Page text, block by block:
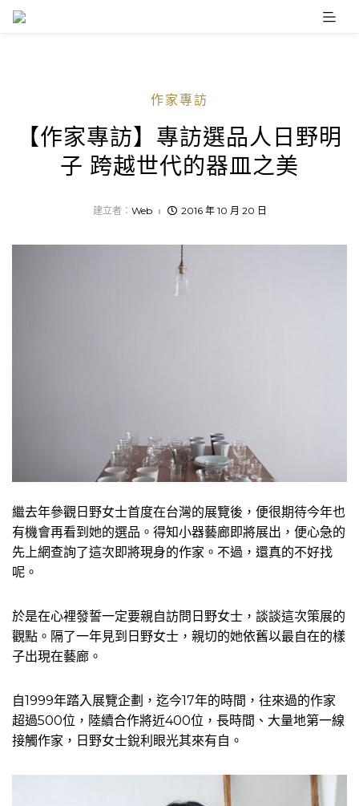
Skip
作家專訪
【作家專訪】專訪選品人日野明
子 跨越世代的器皿之美
建立者： Web 2016 年 10 月 20 日
繼去年參觀日野女士首度在台灣的展覽後，便很期待今年也
有機會再看到她的選品。得知小器藝廊即將展出，便心急的
先上網查詢了這次即將現身的作家。不過，還真的不好找
呢。
於是在心裡發誓一定要親自訪問日野女士，談談這次策展的
觀點。隔了一年見到日野女士，親切的她依舊以最自在的樣
子出現在藝廊。
自1999年踏入展覽企劃，迄今17年的時間，往來過的作家
超過500位，陸續合作將近400位，長時間、大量地第一線
接觸作家，日野女士銳利眼光其來有自。